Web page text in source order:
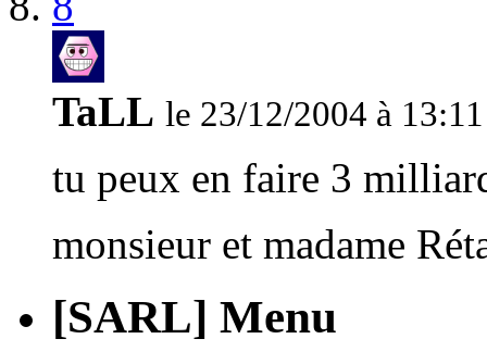
TaLL le 23/12/2004 à 13:11
tu peux en faire 3
monsieur et madame
[SARL] Menu